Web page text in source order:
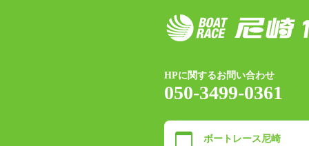
HPに関するお問い合わせ
050-3499-0361
ボートレース尼崎